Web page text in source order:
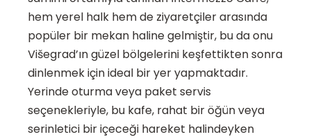
hem yerel halk hem de ziyaretçiler arasında
popüler bir mekan haline gelmiştir, bu da onu
Višegrad’ın güzel bölgelerini keşfettikten sonra
dinlenmek için ideal bir yer yapmaktadır.
Yerinde oturma veya paket servis
seçenekleriyle, bu kafe, rahat bir öğün veya
serinletici bir içeceği hareket halindeyken